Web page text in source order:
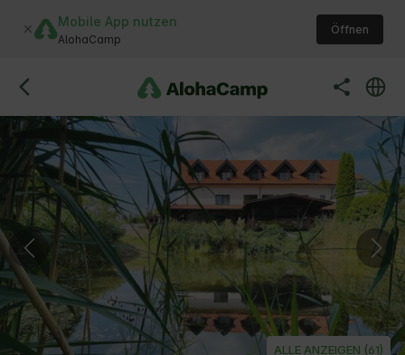
Mobile App nutzen
AlohaCamp
Öffnen
ALLE ANZEIGEN (61)